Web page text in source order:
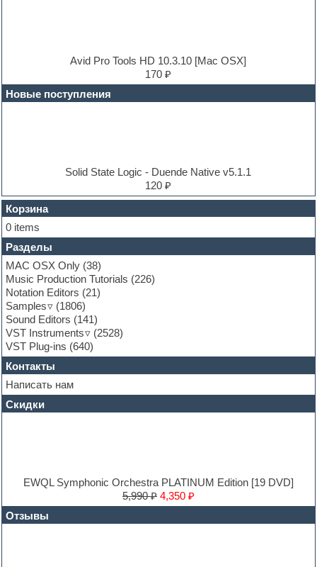
E-MU Samples
Electric guitar
Electric piano
EXS24 Instruments
FL Studio
Flute
Folk samples
Fruityloops
Funk
Garritan
General MIDI kits
Guitar emulation
Guitar loops
Guitar processing and effects
Hands-up samples
Hardstyle
Heavy metal sample packs
Hip-hop
House music
Hypersonic
Jazz
Loops
Maschine Expansion
Massive presets
Mastering plug-ins
Avid Pro Tools HD 10.3.10 [Mac OSX]
170 ₽
Новые поступления
Solid State Logic - Duende Native v5.1.1
120 ₽
Корзина
0 items
Разделы
MAC OSX Only (38)
Music Production Tutorials (226)
Notation Editors (21)
Samples
(1806)
Sound Editors (141)
VST Instruments
(2528)
VST Plug-ins (640)
Контакты
Написать нам
Скидки
EWQL Symphonic Orchestra PLATINUM Edition [19 DVD]
5,990 ₽ 4,350 ₽
Отзывы